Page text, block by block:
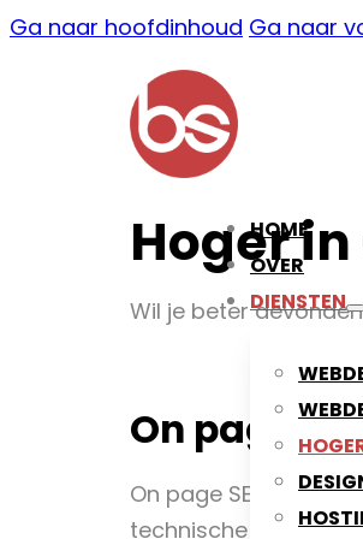
Ga naar hoofdinhoud Ga naar
HOME
OVER
DIENSTEN
Hoger
Wil je beter
On page
On page SEO is
technische kant van